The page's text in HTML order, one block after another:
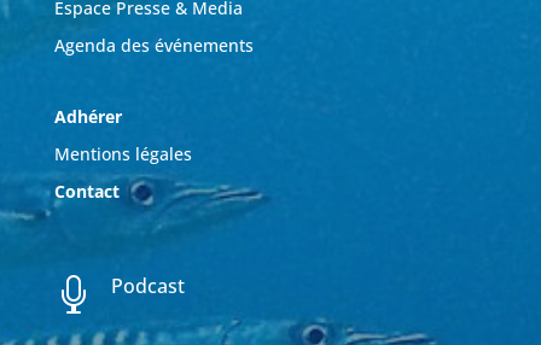
Espace Presse & Media
Agenda des événements
Adhérer
Mentions légales
Contact
 Podcast